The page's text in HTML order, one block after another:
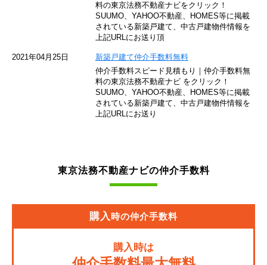
JR南武線
料の東京法務不動産ナビをクリック！
SUUMO、YAHOO不動産、HOMES等に掲載
されている新築戸建て、中古戸建物件情報を
上記URLにお送り頂
2021年04月25日
新築戸建て仲介手数料無料
仲介手数料スピード見積もり｜仲介手数料無
料の東京法務不動産ナビ をクリック！
SUUMO、YAHOO不動産、HOMES等に掲載
されている新築戸建て、中古戸建物件情報を
上記URLにお送り
東京法務不動産ナビの仲介手数料
購入時の仲介手数料
購入時は